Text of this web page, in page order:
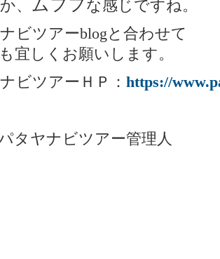
、 ムフフ な感じですね。
ビツアーblogと合わせて
宜しくお願いします。
ビツアーＨＰ： https://
タヤナビツアー管理人